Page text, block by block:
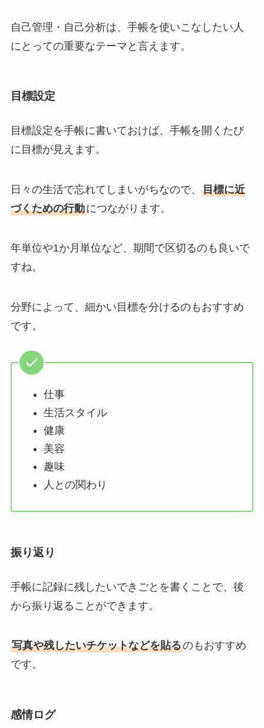
自己管理・自己分析は、手帳を使いこなしたい人
にとっての重要なテーマと言えます。
目標設定
目標設定を手帳に書いておけば、手帳を開くたび
に目標が見えます。
日々の生活で忘れてしまいがちなので、 目標に近
づくための行動につながります。
年単位や1か月単位など、期間で区切るのも良いで
すね。
分野によって、細かい目標を分けるのもおすすめ
です。
仕事
生活スタイル
健康
美容
趣味
人との関わり
振り返り
手帳に記録に残したいできごとを書くことで、後
から振り返ることができます。
写真や残したいチケットなどを貼るのもおすすめ
です。
感情ログ